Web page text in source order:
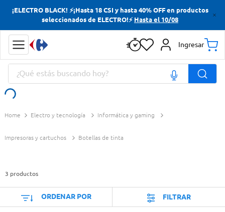
¡ELECTRO BLACK! ⚡¡Hasta 18 CSI y hasta 40% OFF en productos
seleccionados de ELECTRO!⚡ Hasta el 10/08
Ingresar
¿Qué estás buscando hoy?
Electro y tecnología Informática y gaming
Impresoras y cartuchos Botellas de tinta
3 productos
ORDENAR POR FILTRAR
Términos más buscados
Yerba
Jabon Tocador
Términos más buscados
Yerba
Cerveza
Doves
Jabon Tocador